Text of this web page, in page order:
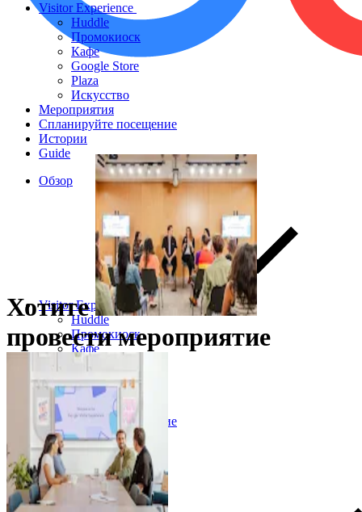
Visitor Experience
Huddle
Промокиоск
Кафе
Google Store
Plaza
Искусство
Мероприятия
Спланируйте посещение
Истории
Guide
Обзор
Visitor Experience
Huddle
Промокиоск
Кафе
Plaza
Искусство
Мероприятия
Спланируйте посещение
Истории
Guide
Get event updates
Хотите
провести мероприятие